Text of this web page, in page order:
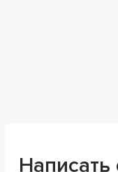
Написать